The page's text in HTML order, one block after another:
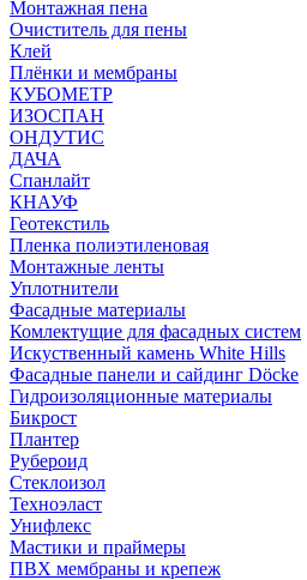
Монтажная пена
Очиститель для пены
Клей
Плёнки и мембраны
КУБОМЕТР
ИЗОСПАН
ОНДУТИС
ДАЧА
Спанлайт
КНАУФ
Геотекстиль
Пленка полиэтиленовая
Монтажные ленты
Уплотнители
Фасадные материалы
Комлектущие для фасадных систем
Искуственный камень White Hills
Фасадные панели и сайдинг Döcke
Гидроизоляционные материалы
Бикрост
Плантер
Рубероид
Стеклоизол
Техноэласт
Унифлекс
Мастики и праймеры
ПВХ мембраны и крепеж